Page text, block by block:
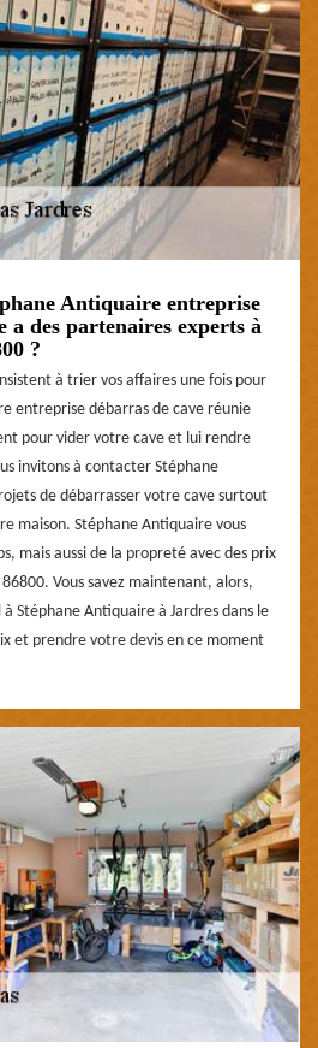
Antiquaire entreprise
a des partenaires experts à
?
à trier vos affaires une fois pour
entreprise débarras de cave réunie
pour vider votre cave et lui rendre
invitons à contacter Stéphane
de débarrasser votre cave surtout
maison. Stéphane Antiquaire vous
mais aussi de la propreté avec des prix
86800. Vous savez maintenant, alors,
Stéphane Antiquaire à Jardres dans le
et prendre votre devis en ce moment